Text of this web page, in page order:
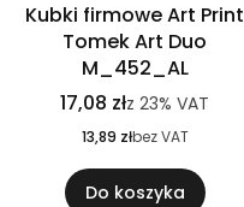
Kubki firmowe Art Print
Tomek Art Duo
M_452_AL
17,08 złz 23% VAT
13,89 złbez VAT
Do koszyka